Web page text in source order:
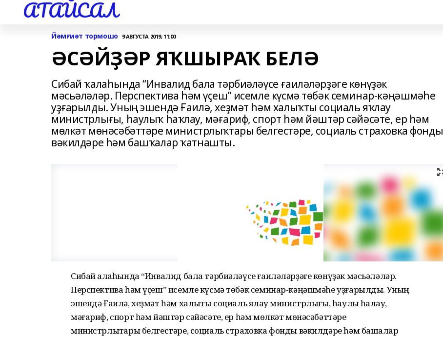
АТАЙСАЛ
Йәмғиәт тормошо 9 АВГУСТА 2019, 11:00
ӘСӘЙҘӘР ЯҠШЫРАҠ БЕЛӘ
Сибай ҡалаһында “Инвалид бала тәрбиәләүсе ғаиләләрҙәге көнүҙәк
мәсьәләләр. Перспектива һәм үҫеш” исемле күсмә төбәк семинар-кәңәшмәһе
уҙғарылды. Уның эшендә Ғаилә, хеҙмәт һәм халыҡты социаль яҡлау
министрлығы, һаулыҡ һаҡлау, мәғариф, спорт һәм йәштәр сәйәсәте, ер һәм
мөлкәт мөнәсәбәттәре министрлыҡтары белгестәре, социаль страховка фонды
вәкилдәре һәм башҡалар ҡатнашты.
Сибай ҡалаһында “Инвалид бала тәрбиәләүсе ғаиләләрҙәге көнүҙәк мәсьәләләр.
Перспектива һәм үҫеш” исемле күсмә төбәк семинар-кәңәшмәһе уҙғарылды. Уның
эшендә Ғаилә, хеҙмәт һәм халыҡты социаль яҡлау министрлығы, һаулыҡ һаҡлау,
мәғариф, спорт һәм йәштәр сәйәсәте, ер һәм мөлкәт мөнәсәбәттәре
министрлыҡтары белгестәре, социаль страховка фонды вәкилдәре һәм башҡалар